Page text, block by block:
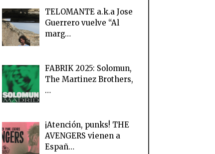
TELOMANTE a.k.a Jose
Guerrero vuelve “Al
marg…
FABRIK 2025: Solomun,
The Martinez Brothers,
…
¡Atención, punks! THE
AVENGERS vienen a
Españ…